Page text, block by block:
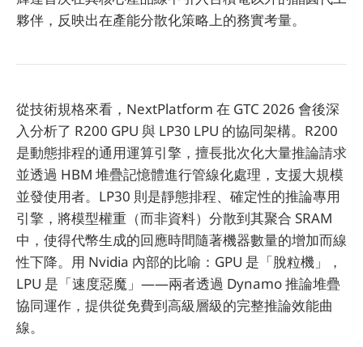
夥伴，反映出在產能分散化策略上的務實考量。
從技術規格來看，NextPlatform 在 GTC 2026 會後深
入分析了 R200 GPU 與 LP30 LPU 的協同架構。R200
是動態排程的通用運算引擎，擅長批次化大量推論請求
並透過 HBM 堆疊記憶體進行管線化處理，支援大規模
並發使用者。LP30 則是靜態排程、確定性的推論專用
引擎，將模型權重（而非資料）分散到其聚合 SRAM
中，使得代幣生成的回應時間隨著機器數量的增加而線
性下降。用 Nvidia 內部的比喻：GPU 是「脫粒機」，
LPU 是「速度惡魔」——兩者透過 Dynamo 推論堆疊
協同運作，提供從免費到高級層級的完整推論效能曲
線。